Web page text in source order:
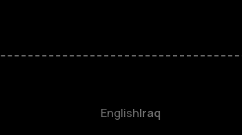
HMD Terra M
HMD DUB
Iraq
English